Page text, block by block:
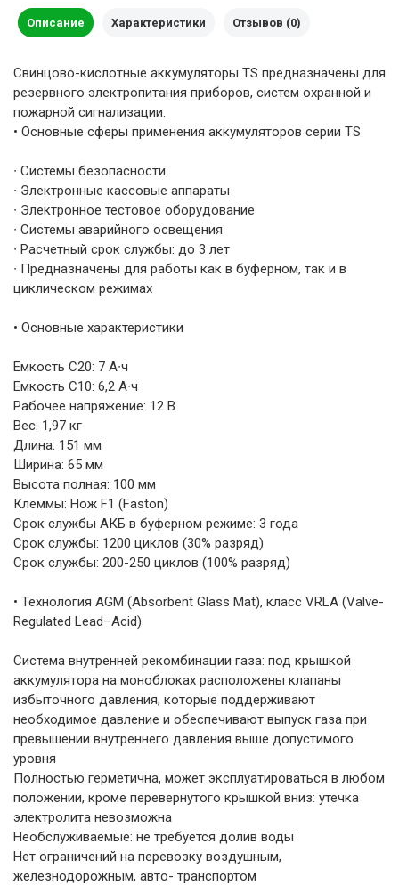
Описание Характеристики Отзывов (0)
Свинцово-кислотные аккумуляторы TS предназначены для
резервного электропитания приборов, систем охранной и
пожарной сигнализации.
• Основные сферы применения аккумуляторов серии TS
∙ Системы безопасности
∙ Электронные кассовые аппараты
∙ Электронное тестовое оборудование
∙ Системы аварийного освещения
∙ Расчетный срок службы: до 3 лет
∙ Предназначены для работы как в буферном, так и в
циклическом режимах
• Основные характеристики
Емкость С20: 7 А∙ч
Емкость С10: 6,2 А∙ч
Рабочее напряжение: 12 В
Вес: 1,97 кг
Длина: 151 мм
Ширина: 65 мм
Высота полная: 100 мм
Клеммы: Нож F1 (Faston)
Срок службы АКБ в буферном режиме: 3 года
Срок службы: 1200 циклов (30% разряд)
Срок службы: 200-250 циклов (100% разряд)
• Технология AGM (Absorbent Glass Mat), класс VRLA (Valve-
Regulated Lead–Acid)
Система внутренней рекомбинации газа: под крышкой
аккумулятора на моноблоках расположены клапаны
избыточного давления, которые поддерживают
необходимое давление и обеспечивают выпуск газа при
превышении внутреннего давления выше допустимого
уровня
Полностью герметична, может эксплуатироваться в любом
положении, кроме перевернутого крышкой вниз: утечка
электролита невозможна
Необслуживаемые: не требуется долив воды
Нет ограничений на перевозку воздушным,
железнодорожным, авто- транспортом